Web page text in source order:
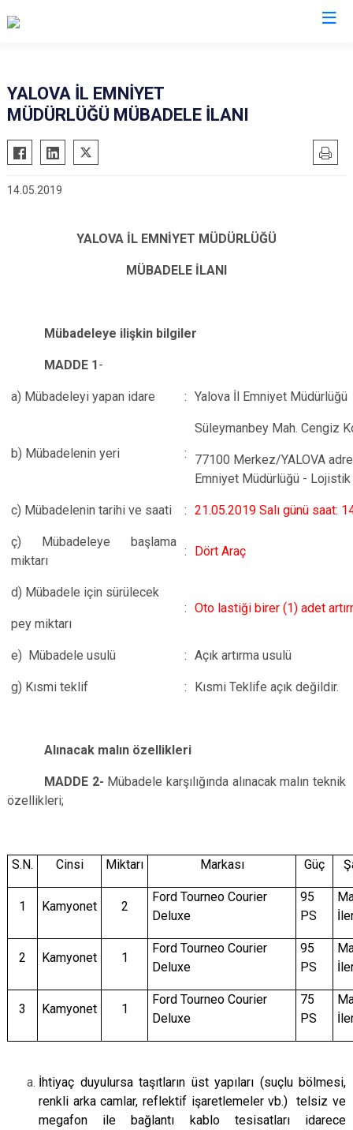
YALOVA İL EMNİYET
MÜDÜRLÜĞÜ MÜBADELE İLANI
14.05.2019
YALOVA İL EMNİYET MÜDÜRLÜĞÜ
MÜBADELE İLANI
Mübadeleye ilişkin bilgiler
MADDE 1-
a) Mübadeleyi yapan idare : Yalova İl Emniyet Müdürlüğü
b) Mübadelenin yeri :
Süleymanbey Mah. Cengiz
77100 Merkez/YALOVA
Emniyet Müdürlüğü -
c) Mübadelenin tarihi ve saati : 21.05.2019 Salı günü saat:
ç) Mübadeleye başlama
miktarı
: Dört Araç
d) Mübadele için sürülecek
pey miktarı
: Oto lastiği birer (1) adet
e) Mübadele usulü : Açık artırma usulü
g) Kısmi teklif : Kısmi Teklife açık değildir.
Alınacak malın özellikleri
MADDE 2- Mübadele karşılığında alınacak malın teknik
özellikleri;
S.N. Cinsi Miktarı Markası Güç
1 Kamyonet 2
Ford Tourneo Courier
Deluxe
95
PS
2 Kamyonet 1
Ford Tourneo Courier
Deluxe
95
PS
3 Kamyonet 1
Ford Tourneo Courier
Deluxe
75
PS
İhtiyaç duyulursa taşıtların üst yapıları (suçlu bölmesi,
renkli arka camlar, reflektif işaretlemeler vb.) telsiz ve
megafon ile bağlantı kablo tesisatları idarece